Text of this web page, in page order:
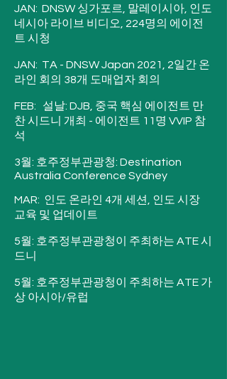
JAN:  DNSW 싱가포르, 말레이시아, 인도
네시아 라이브 비디오, 224명의 에이전
트 시청
JAN:  TA - DNSW Japan 2021, 2일간 온
라인 회의 38개 도매업자 회의
FEB:   설날: DJB, 중국 핵심 에이전트 만
찬 시드니 개최 - 에이전트 11명 VVIP 참
석
3월: 호주정부관광청: Destination
Australia Conference Sydney
MAR:  인도 온라인 4개 세션, 인도 시장
교육 및 업데이트
5월: 호주정부관광청이 주최하는 ATE 시
드니
5월: 호주정부관광청이 주최하는 ATE 가
상 아시아/유럽